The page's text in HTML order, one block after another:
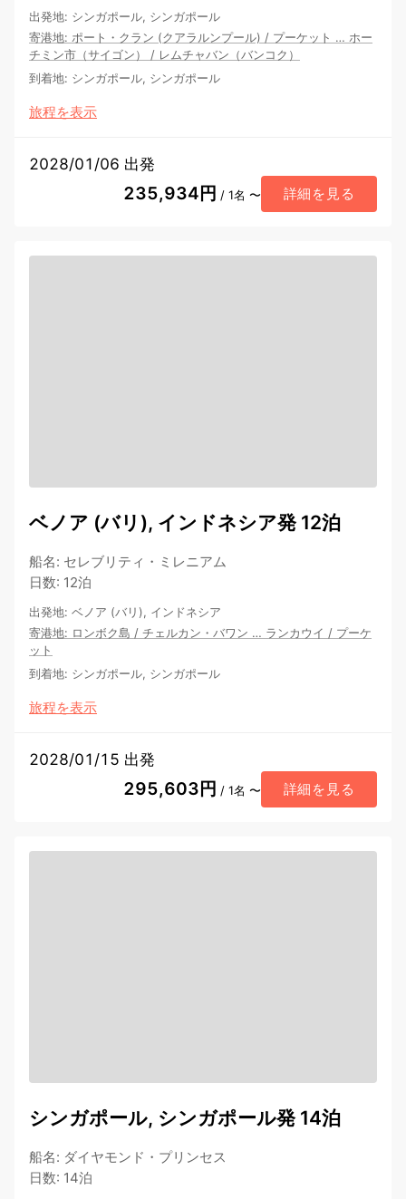
出発地: シンガポール, シンガポール
寄港地: ポート・クラン (クアラルンプール) / プーケット … ホー
チミン市（サイゴン）
/ レムチャバン（バンコク）
到着地: シンガポール, シンガポール
旅程を表示
2028/01/06 出発
235,934円 / 1名 〜 詳細を見る
ベノア (バリ), インドネシア発 12泊
船名: セレブリティ・ミレニアム
日数: 12泊
出発地: ベノア (バリ), インドネシア
寄港地: ロンボク島 / チェルカン・バワン … ランカウイ / プーケ
ット
到着地: シンガポール, シンガポール
旅程を表示
2028/01/15 出発
295,603円 / 1名 〜 詳細を見る
シンガポール, シンガポール発 14泊
船名: ダイヤモンド・プリンセス
日数: 14泊